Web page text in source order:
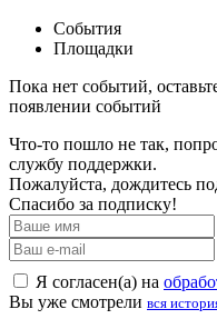
События
Площадки
Пока нет событий,
появлении событий
Что-то пошло не так,
службу поддержки.
Пожалуйста, дождитесь
Спасибо за подписку!
Я согласен(а) на
Вы уже смотрели вся